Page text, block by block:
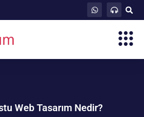
Web Tasarım Nedir?